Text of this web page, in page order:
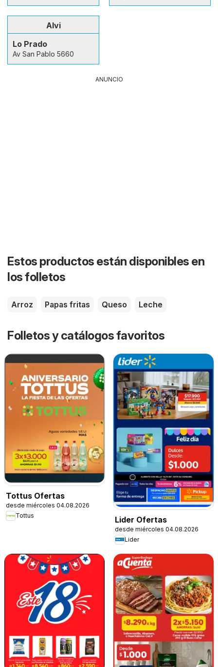
Alvi
Lo Prado
Av San Pablo 5660
ANUNCIO
Estos productos están disponibles en
los folletos
Arroz Papas fritas Queso Leche
Folletos y catálogos favoritos
Tottus Ofertas
desde miércoles 04.08.2026
Tottus
Lider Ofertas
desde miércoles 04.08.2026
Lider